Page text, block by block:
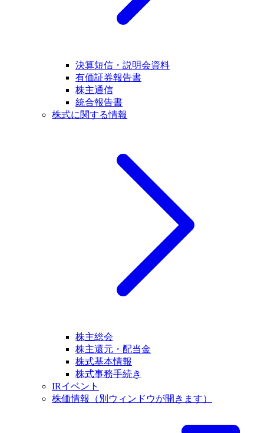
決算短信・説明会資料
有価証券報告書
株主通信
統合報告書
株式に関する情報
株主総会
株主還元・配当金
株式基本情報
株式事務手続き
IRイベント
株価情報
（別ウィンドウが開きます）